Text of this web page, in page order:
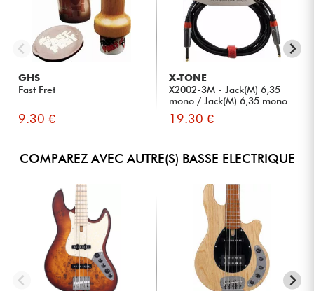
GHS
Fast Fret
9.30 €
X-TONE
X2002-3M - Jack(M) 6,35
mono / Jack(M) 6,35 mono
S...
19.30 €
COMPAREZ AVEC AUTRE(S) BASSE ELECTRIQUE